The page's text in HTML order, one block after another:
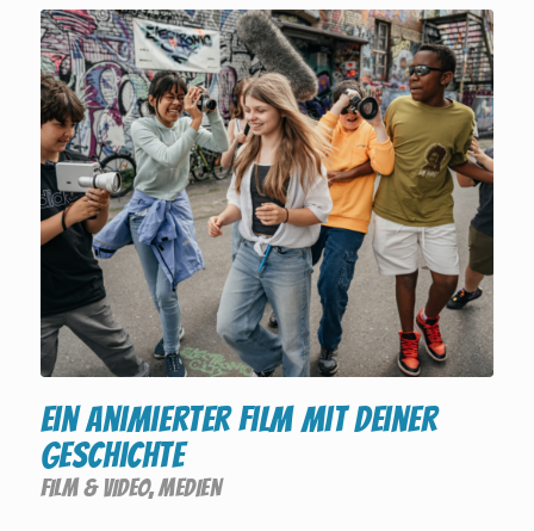
Ein animierter Film mit deiner
Geschichte
FILM & VIDEO,MEDIEN